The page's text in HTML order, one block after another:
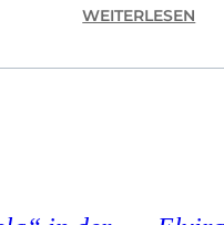
WEITERLESEN
U